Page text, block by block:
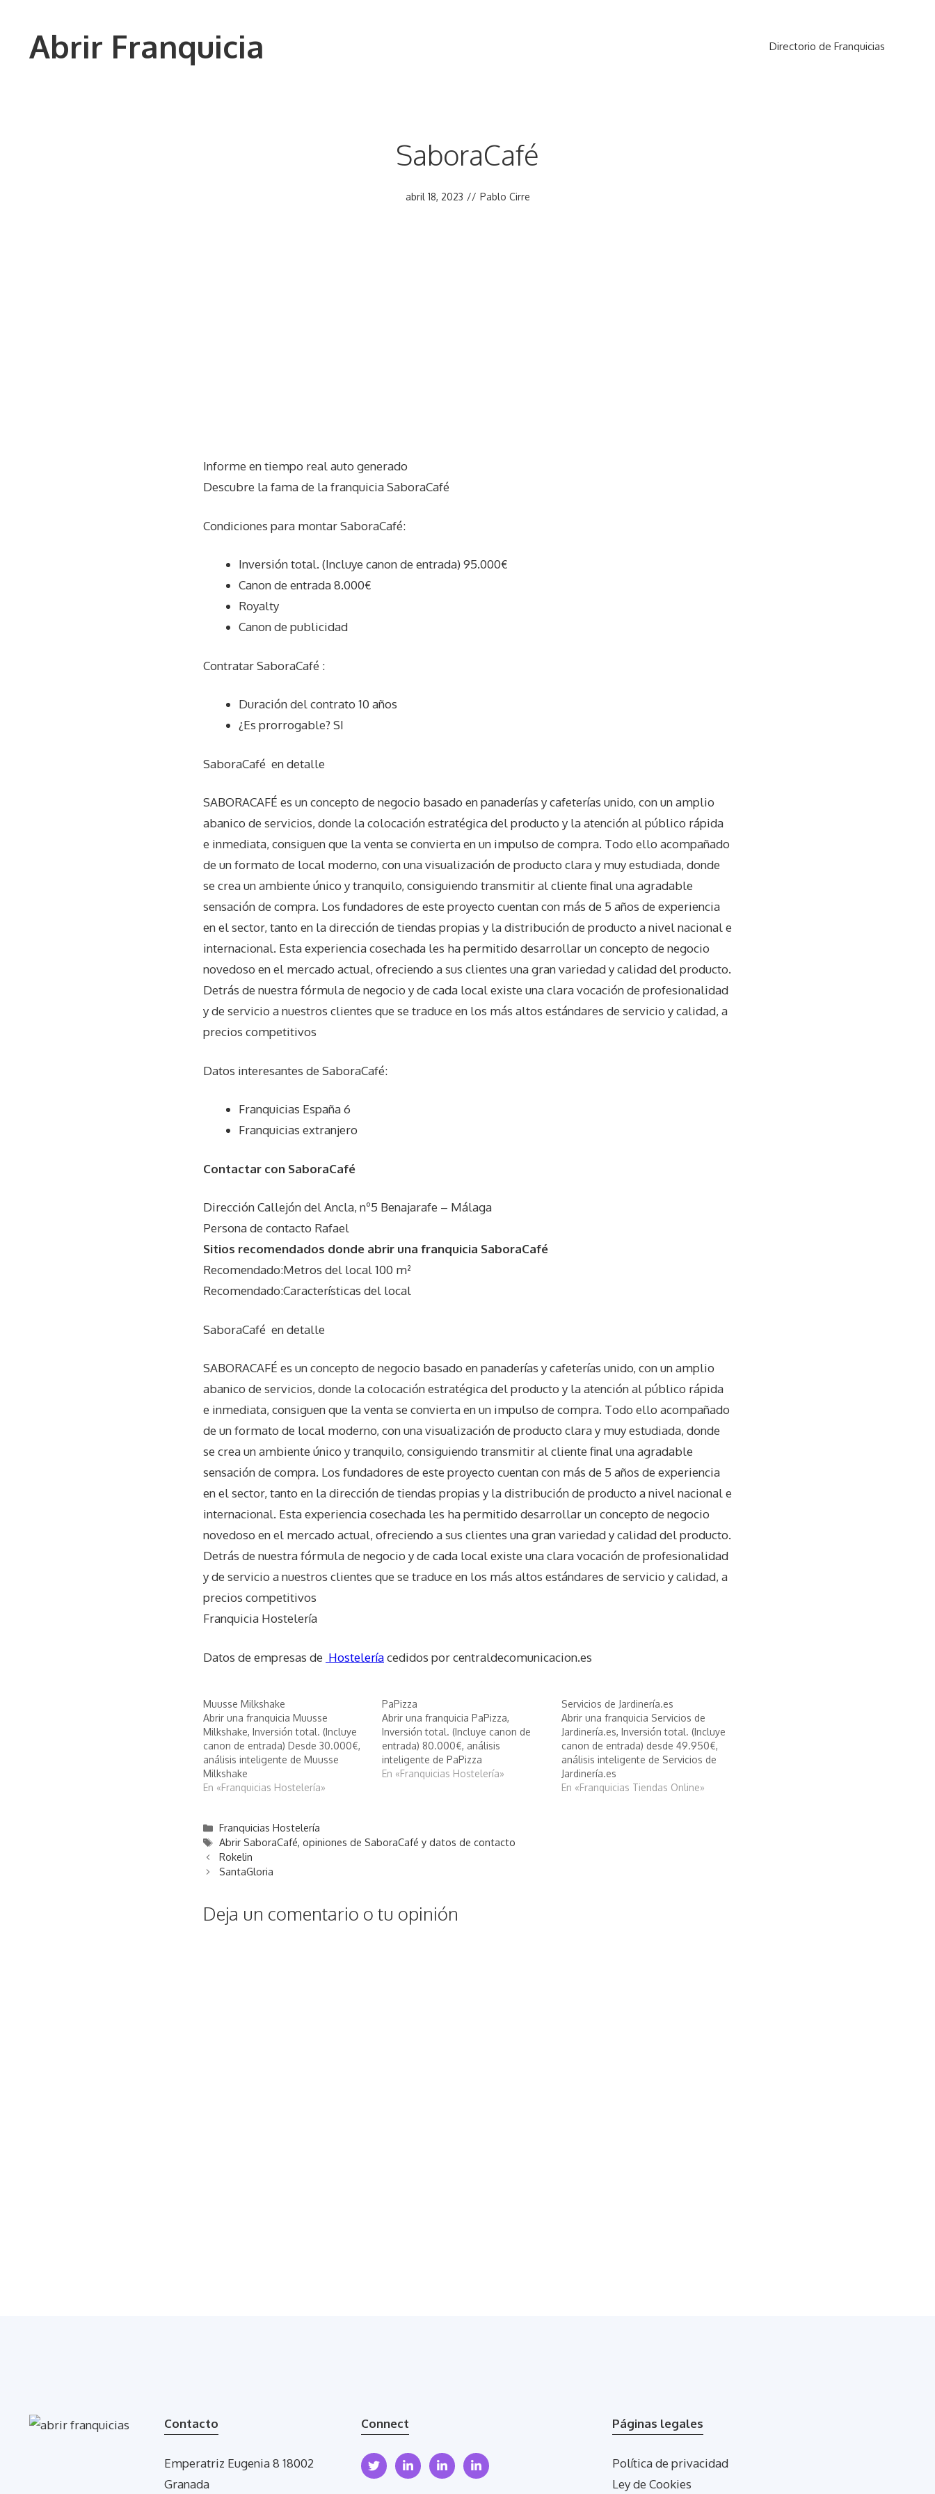
contenidoAbrir Franquicia Directorio de Franquicias
SaboraCafé
abril 18, 2023 // Pablo Cirre
Informe en tiempo real auto generado
Descubre la fama de la franquicia SaboraCafé
Condiciones para montar SaboraCafé:
Inversión total. (Incluye canon de entrada) 95.000€
Canon de entrada 8.000€
Royalty
Canon de publicidad
Contratar SaboraCafé :
Duración del contrato 10 años
¿Es prorrogable? SI
SaboraCafé en detalle
SABORACAFÉ es un concepto de negocio basado en panaderías y cafeterías unido, con un amplio
abanico de servicios, donde la colocación estratégica del producto y la atención al público rápida
e inmediata, consiguen que la venta se convierta en un impulso de compra. Todo ello acompañado
de un formato de local moderno, con una visualización de producto clara y muy estudiada, donde
se crea un ambiente único y tranquilo, consiguiendo transmitir al cliente final una agradable
sensación de compra. Los fundadores de este proyecto cuentan con más de 5 años de experiencia
en el sector, tanto en la dirección de tiendas propias y la distribución de producto a nivel nacional e
internacional. Esta experiencia cosechada les ha permitido desarrollar un concepto de negocio
novedoso en el mercado actual, ofreciendo a sus clientes una gran variedad y calidad del producto.
Detrás de nuestra fórmula de negocio y de cada local existe una clara vocación de profesionalidad
y de servicio a nuestros clientes que se traduce en los más altos estándares de servicio y calidad, a
precios competitivos
Datos interesantes de SaboraCafé:
Franquicias España 6
Franquicias extranjero
Contactar con SaboraCafé
Dirección Callejón del Ancla, nº5 Benajarafe – Málaga
Persona de contacto Rafael
Sitios recomendados donde abrir una franquicia SaboraCafé
Recomendado:Metros del local 100 m²
Recomendado:Características del local
SaboraCafé en detalle
SABORACAFÉ es un concepto de negocio basado en panaderías y cafeterías unido, con un amplio
abanico de servicios, donde la colocación estratégica del producto y la atención al público rápida
e inmediata, consiguen que la venta se convierta en un impulso de compra. Todo ello acompañado
de un formato de local moderno, con una visualización de producto clara y muy estudiada, donde
se crea un ambiente único y tranquilo, consiguiendo transmitir al cliente final una agradable
sensación de compra. Los fundadores de este proyecto cuentan con más de 5 años de experiencia
en el sector, tanto en la dirección de tiendas propias y la distribución de producto a nivel nacional e
internacional. Esta experiencia cosechada les ha permitido desarrollar un concepto de negocio
novedoso en el mercado actual, ofreciendo a sus clientes una gran variedad y calidad del producto.
Detrás de nuestra fórmula de negocio y de cada local existe una clara vocación de profesionalidad
y de servicio a nuestros clientes que se traduce en los más altos estándares de servicio y calidad, a
precios competitivos
Franquicia Hostelería
Datos de empresas de Hosteleríacedidos por centraldecomunicacion.es
Muusse Milkshake
Abrir una franquicia Muusse
Milkshake, Inversión total. (Incluye
canon de entrada) Desde 30.000€,
análisis inteligente de Muusse
Milkshake
En «Franquicias Hostelería»
PaPizza
Abrir una franquicia PaPizza,
Inversión total. (Incluye canon de
entrada) 80.000€, análisis
inteligente de PaPizza
En «Franquicias Hostelería»
Servicios de Jardinería.es
Abrir una franquicia Servicios de
Jardinería.es, Inversión total. (Incluye
canon de entrada) desde 49.950€,
análisis inteligente de Servicios de
Jardinería.es
En «Franquicias Tiendas Online»
Categorías
Franquicias Hostelería
Etiquetas
Abrir SaboraCafé,opiniones de SaboraCafé y datos de contacto
Rokelin
SantaGloria
Deja un comentario o tu opinión
Contacto
Emperatriz Eugenia 8 18002
Granada
Connect Páginas legales
Política de privacidad
Ley de Cookies